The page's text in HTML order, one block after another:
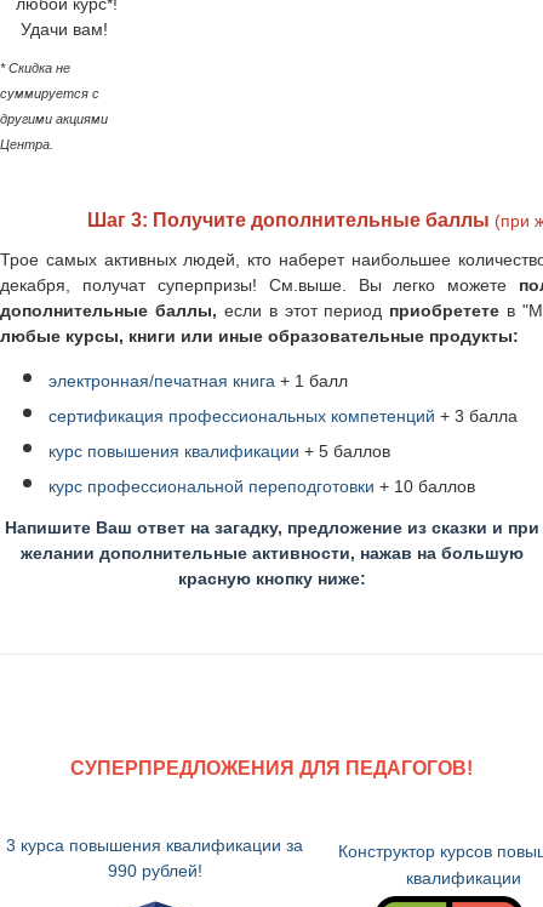
Удачи вам!
* Скидка не
суммируется с
другими акциями
Центра.
Шаг 3: Получите дополнительные баллы (при
Трое самых активных людей, кто наберет наибольшее
декабря, получат суперпризы! См.выше. Вы легко можете
дополнительные баллы, если в этот период приобретете в
любые курсы, книги или иные образовательные продукты:
электронная/печатная книга + 1 балл
сертификация профессиональных компетенций + 3 балла
курс повышения квалификации + 5 баллов
курс профессиональной переподготовки + 10 баллов
Напишите Ваш ответ на загадку, предложение из сказки и при
желании дополнительные активности, нажав на большую
красную кнопку ниже:
СУПЕРПРЕДЛОЖЕНИЯ ДЛЯ ПЕДАГОГОВ!
3 курса повышения квалификации за
990 рублей!
Конструктор курсов
квалификации